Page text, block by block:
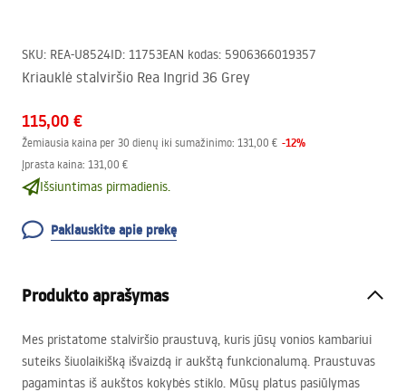
SKU: REA-U8524ID: 11753EAN kodas: 5906366019357
Kriauklė stalviršio Rea Ingrid 36 Grey
115,00 €
Žemiausia kaina per 30 dienų iki sumažinimo: 131,00 € -12%
Įprasta kaina: 131,00 €
Išsiuntimas pirmadienis.
Paklauskite apie prekę
Produkto aprašymas
Mes pristatome stalviršio praustuvą, kuris jūsų vonios kambariui
suteiks šiuolaikišką išvaizdą ir aukštą funkcionalumą. Praustuvas
pagamintas iš aukštos kokybės stiklo. Mūsų platus pasiūlymas